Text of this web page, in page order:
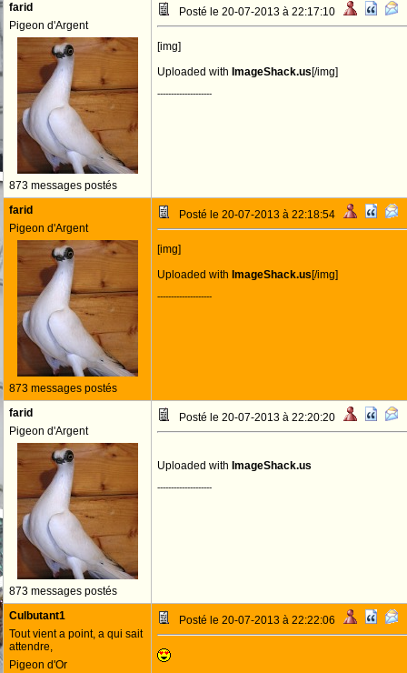
farid
Pigeon d'Argent
873 messages postés
Posté le 20-07-2013 à 22:17:10
[img]
Uploaded with ImageShack.us[/img]
--------------------
farid
Pigeon d'Argent
873 messages postés
Posté le 20-07-2013 à 22:18:54
[img]
Uploaded with ImageShack.us[/img]
--------------------
farid
Pigeon d'Argent
873 messages postés
Posté le 20-07-2013 à 22:20:20
Uploaded with ImageShack.us
--------------------
Culbutant1
Tout vient a point, a qui sait
attendre,
Pigeon d'Or
Posté le 20-07-2013 à 22:22:06